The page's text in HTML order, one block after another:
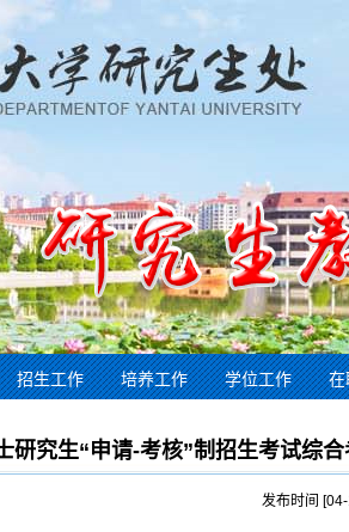
招生工作 培养工作 学位工作 在
研究生“申请-考核”制招生考试综
发布时间